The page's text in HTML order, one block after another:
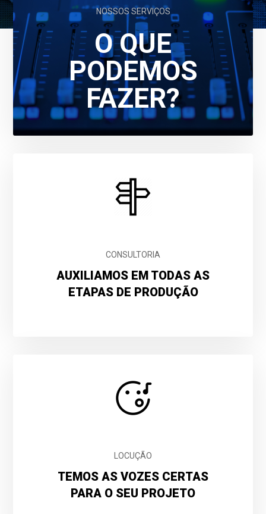
NOSSOS SERVIÇOS
O QUE
PODEMOS
FAZER?
CONSULTORIA
AUXILIAMOS EM TODAS AS
ETAPAS DE PRODUÇÃO
LOCUÇÃO
TEMOS AS VOZES CERTAS
PARA O SEU PROJETO